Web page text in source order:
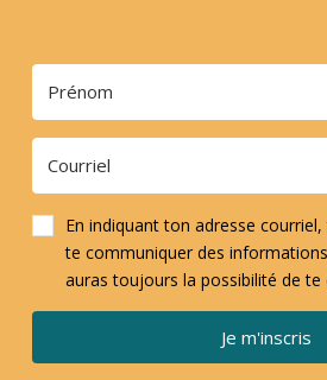
En indiquant ton adresse
te communiquer des
auras toujours la possibilité de te
Je m'inscris